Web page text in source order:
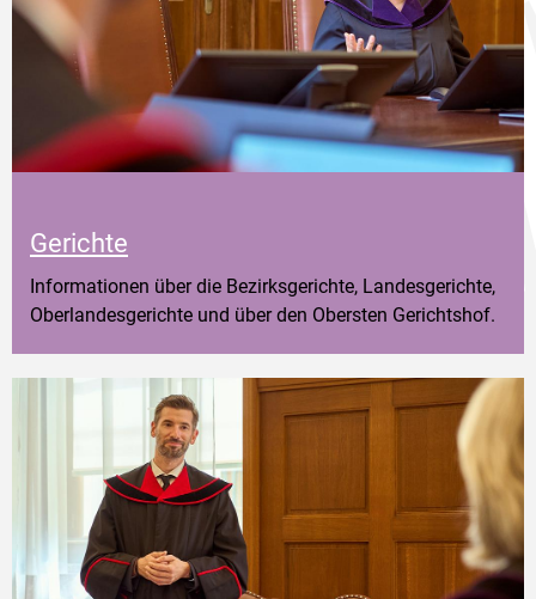
Gerichte
Informationen über die Bezirksgerichte, Landesgerichte,
Oberlandesgerichte und über den Obersten Gerichtshof.